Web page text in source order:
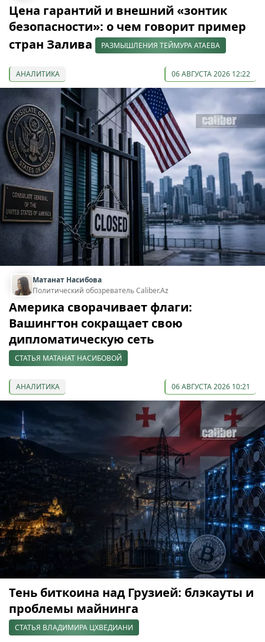
Цена гарантий и внешний «зонтик
безопасности»: о чем говорит пример
стран Залива
РАЗМЫШЛЕНИЯ ТЕЙМУРА АТАЕВА
АНАЛИТИКА 06 АВГУСТА 2026 12:22
Матанат Насибова
Политический обозреватель Caliber.Az
Америка сворачивает флаги:
Вашингтон сокращает свою
дипломатическую сеть
СТАТЬЯ МАТАНАТ НАСИБОВОЙ
АНАЛИТИКА 06 АВГУСТА 2026 10:21
Тень биткоина над Грузией: блэкауты и
проблемы майнинга
СТАТЬЯ ВЛАДИМИРА ЦХВЕДИАНИ